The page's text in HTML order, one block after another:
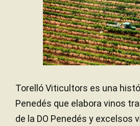
Torelló Viticultors es una
Penedés que elabora vinos
de la DO Penedés y excelsos